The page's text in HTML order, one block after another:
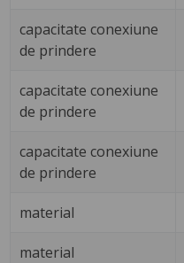
capacitate conexiune
de prindere
capacitate conexiune
de prindere
capacitate conexiune
de prindere
material
material